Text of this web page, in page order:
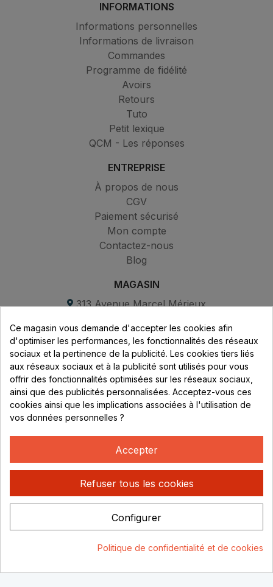
INFORMATIONS
Informations personnelles
Informations de livraison
Commandes
Programme de fidélité
Avoirs
Retours
Tuto
Petit lexique
QCM - Les réponses
ENTREPRISE
À propos de nous
CGV
Paiement sécurisé
Mon compte
Contactez-nous
Blog
MAGASIN
313 Avenue Marcel Mérieux
69530 Brignais
Lundi au vendredi :
8h - 16h
uniquement sur Rendez-vous
CONTACT
04 78 37 00 68
contact@rhonephilatelie.fr
Un site conçu par :
Ce magasin vous demande d'accepter les cookies afin
d'optimiser les performances, les fonctionnalités des réseaux
sociaux et la pertinence de la publicité. Les cookies tiers liés
aux réseaux sociaux et à la publicité sont utilisés pour vous
offrir des fonctionnalités optimisées sur les réseaux sociaux,
ainsi que des publicités personnalisées. Acceptez-vous ces
cookies ainsi que les implications associées à l'utilisation de
vos données personnelles ?
Accepter
Refuser tous les cookies
Configurer
Politique de confidentialité et de cookies